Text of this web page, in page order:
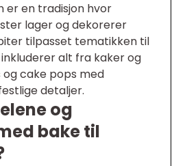
er en tradisjon hvor
lager og dekorerer
tilpasset tematikken til
alt fra kaker og
cake pops med
detaljer.
og
bake til